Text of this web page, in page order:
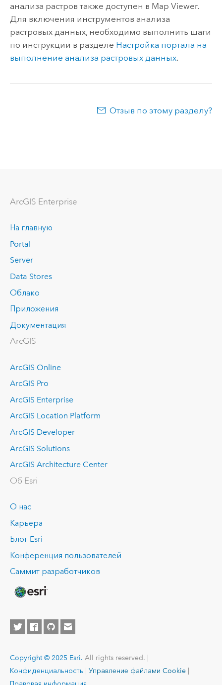
анализа растров также доступен в Map Viewer.
Для включения инструментов анализа
растровых данных, необходимо выполнить шаги
по инструкции в разделе Настройка портала на
выполнение анализа растровых данных.
Отзыв по этому разделу?
ArcGIS Enterprise
На главную
Portal
Server
Data Stores
Облако
Приложения
Документация
ArcGIS
ArcGIS Online
ArcGIS Pro
ArcGIS Enterprise
ArcGIS Location Platform
ArcGIS Developer
ArcGIS Solutions
ArcGIS Architecture Center
Об Esri
О нас
Карьера
Блог Esri
Конференция пользователей
Саммит разработчиков
Copyright © 2025 Esri. All rights reserved. |
Конфиденциальность
Управление файлами Cookie
Правовая информация